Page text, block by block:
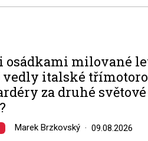
osádkami milované
vedly italské
za druhé světové
Marek Brzkovský 09.08.2026